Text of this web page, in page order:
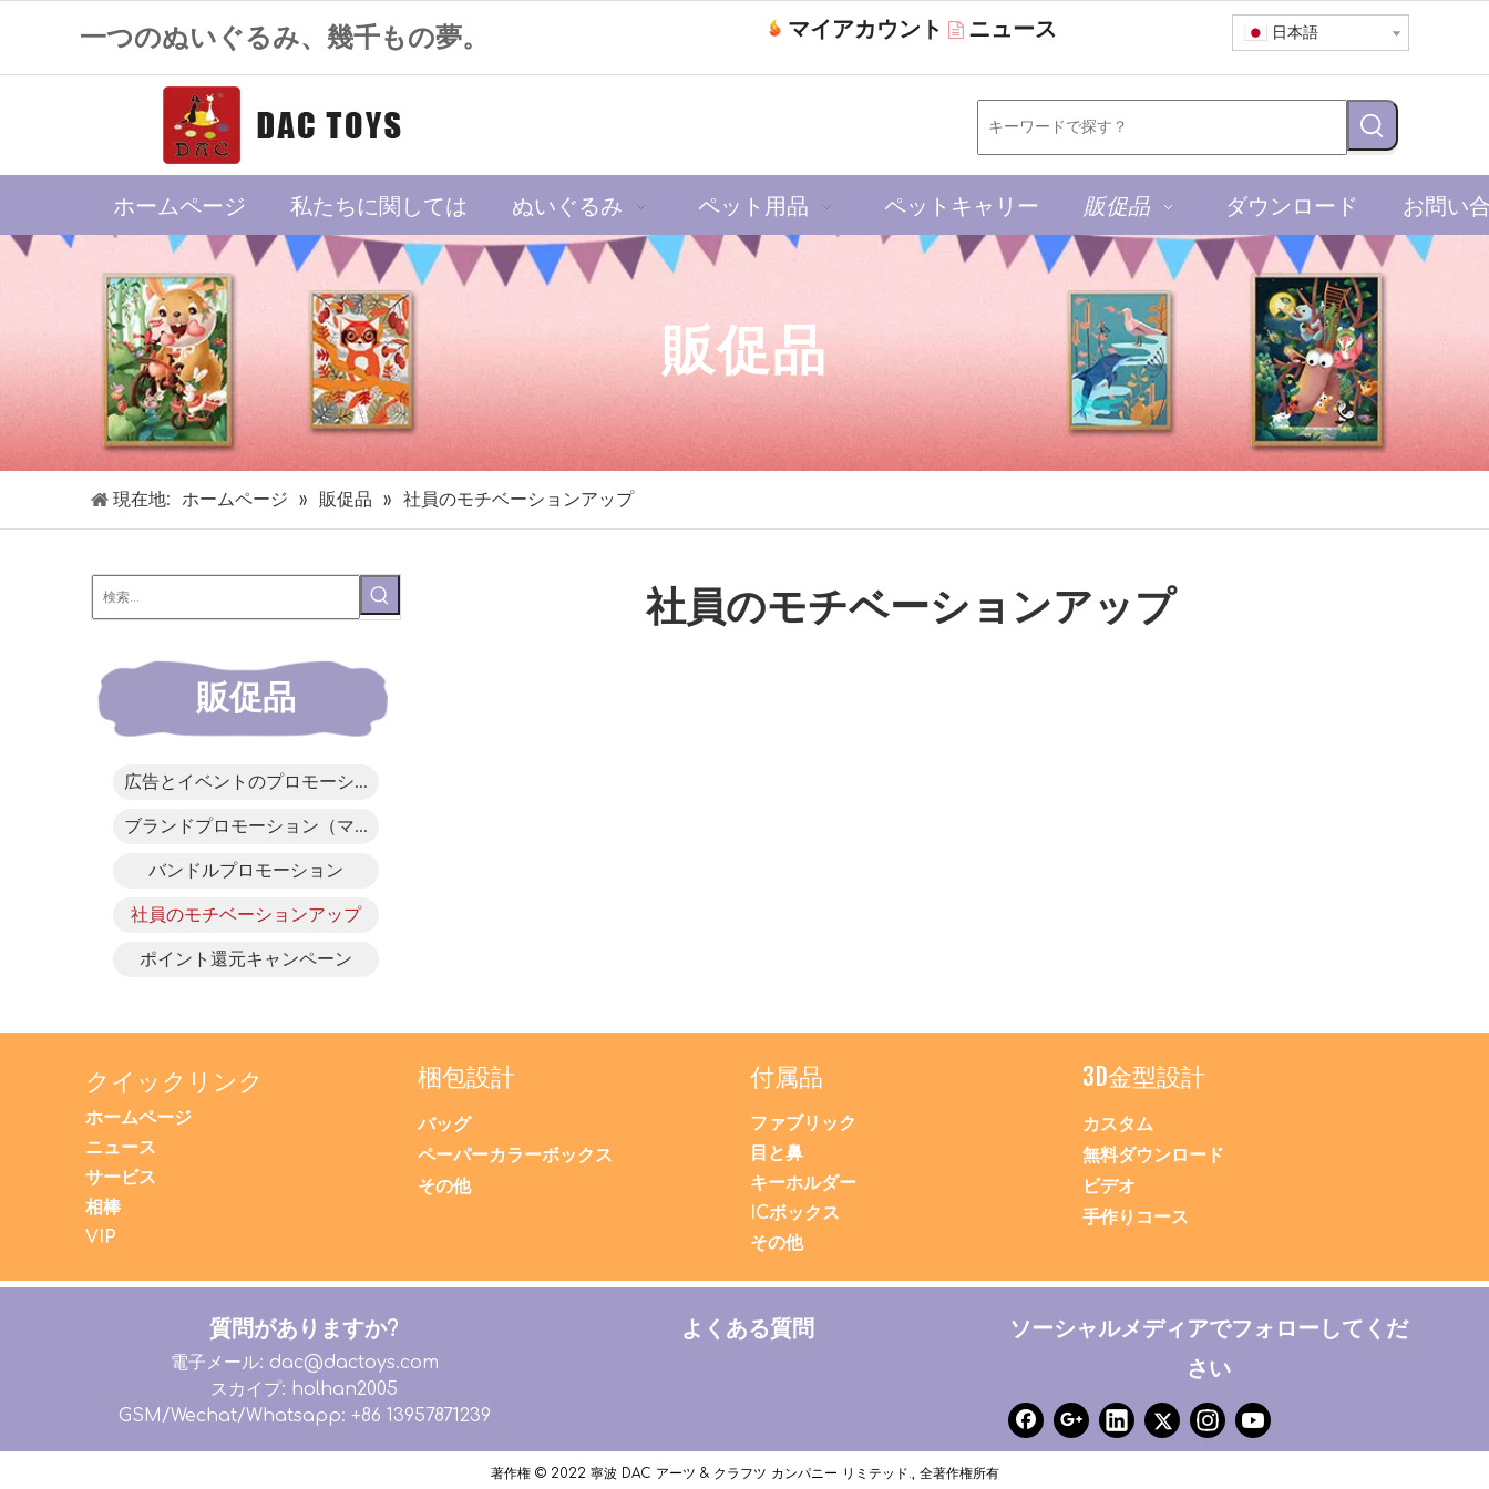
一つのぬいぐるみ、幾千もの夢。 マイアカウント  ニュース 日本語
ホームページ 私たちに関しては ぬいぐるみ ペット用品 ペットキャリー 販促品 ダウンロード お問い
販促品
現在地: ホームページ » 販促品 » 社員のモチベーションアップ
販促品
広告とイベントのプロモーション
ブランドプロモーション（マスコット）
バンドルプロモーション
社員のモチベーションアップ
ポイント還元キャンペーン
社員のモチベーションアップ
クイックリンク
ホームページ
ニュース
サービス
相棒
VIP
梱包設計
バッグ
ペーパーカラーボックス
その他
付属品
ファブリック
目と鼻
キーホルダー
ICボックス
その他
3D金型設計
カスタム
無料ダウンロード
ビデオ
手作りコース
質問がありますか?
電子メール: dac@dactoys.com
スカイプ: holhan2005
GSM/Wechat/Whatsapp: +86 13957871239
よくある質問
ソーシャルメディアでフォローしてくだ
さい
著作権 © 2022 寧波 DAC アーツ & クラフツ カンパニー リミテッド., 全著作権所有